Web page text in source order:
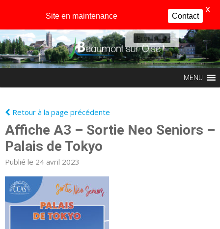
Profil
MENU
Retour à la page précédente
Affiche A3 – Sortie Neo Seniors –
Palais de Tokyo
Publié le 24 avril 2023
Site en maintenance Contact
X